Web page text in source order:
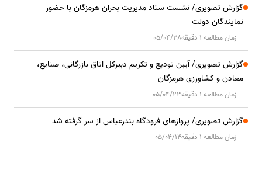
گزارش تصویری/ نشست ستاد مدیریت بحران هرمزگان با حضور
نمایندگان دولت
زمان مطالعه 1 دقیقه 05/04/28
گزارش تصویری/ آیین تودیع و تکریم دبیرکل اتاق بازرگانی، صنایع،
معادن و کشاورزی هرمزگان
زمان مطالعه 1 دقیقه 05/04/23
گزارش تصویری/ پروازهای فرودگاه بندرعباس از سر گرفته شد
زمان مطالعه 1 دقیقه 05/04/14